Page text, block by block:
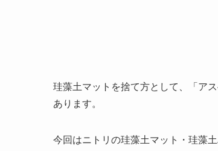
珪藻土マットを捨て方として、「ア
あります。
今回はニトリの珪藻土マット・珪藻